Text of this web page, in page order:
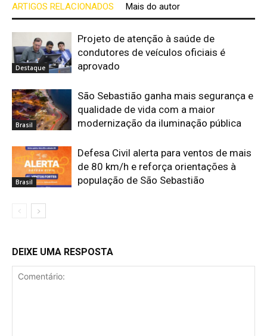
ARTIGOS RELACIONADOS Mais do autor
Destaque
Projeto de atenção à saúde de
condutores de veículos oficiais é
aprovado
Brasil
São Sebastião ganha mais segurança e
qualidade de vida com a maior
modernização da iluminação pública
Brasil
Defesa Civil alerta para ventos de mais
de 80 km/h e reforça orientações à
população de São Sebastião
DEIXE UMA RESPOSTA